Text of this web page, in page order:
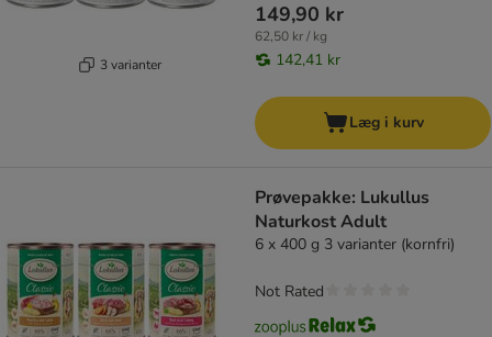
3 varianter
149,90 kr
62,50 kr / kg
142,41 kr
Læg i kurv
Prøvepakke: Lukullus
Naturkost Adult
6 x 400 g 3 varianter (kornfri)
Not Rated